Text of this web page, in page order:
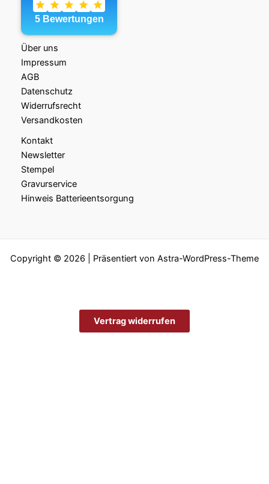
Über uns
Impressum
AGB
Datenschutz
Widerrufsrecht
Versandkosten
Kontakt
Newsletter
Stempel
Gravurservice
Hinweis Batterieentsorgung
Copyright © 2026 | Präsentiert von Astra-WordPress-Theme
Vertrag widerrufen